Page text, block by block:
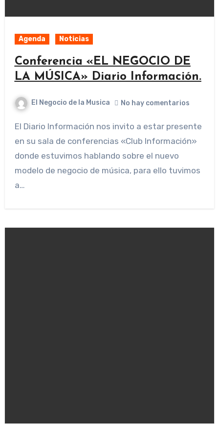
Agenda Noticias
Conferencia «EL NEGOCIO DE
LA MÚSICA» Diario Información.
El Negocio de la Musica No hay comentarios
El Diario Información nos invito a estar presente
en su sala de conferencias «Club Información»
donde estuvimos hablando sobre el nuevo
modelo de negocio de música, para ello tuvimos
a…